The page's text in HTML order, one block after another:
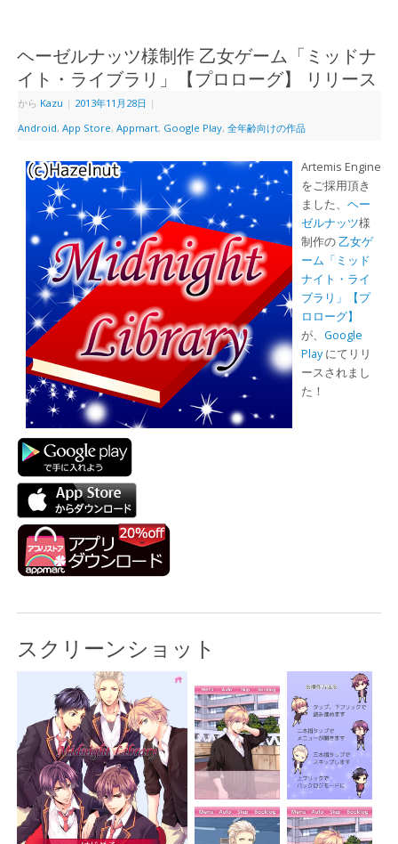
ヘーゼルナッツ様制作 乙女ゲーム「ミッドナ
イト・ライブラリ」【プロローグ】 リリース
から Kazu | 2013年11月28日 |
Android, App Store, Appmart, Google Play, 全年齢向けの作品
Artemis Engine
をご採用頂き
ました、 ヘー
ゼルナッツ様
制作の乙女ゲ
ーム「ミッド
ナイト・ライ
ブラリ」【プ
ロローグ】
が、 Google
Playにてリリ
ースされまし
た！
スクリーンショット